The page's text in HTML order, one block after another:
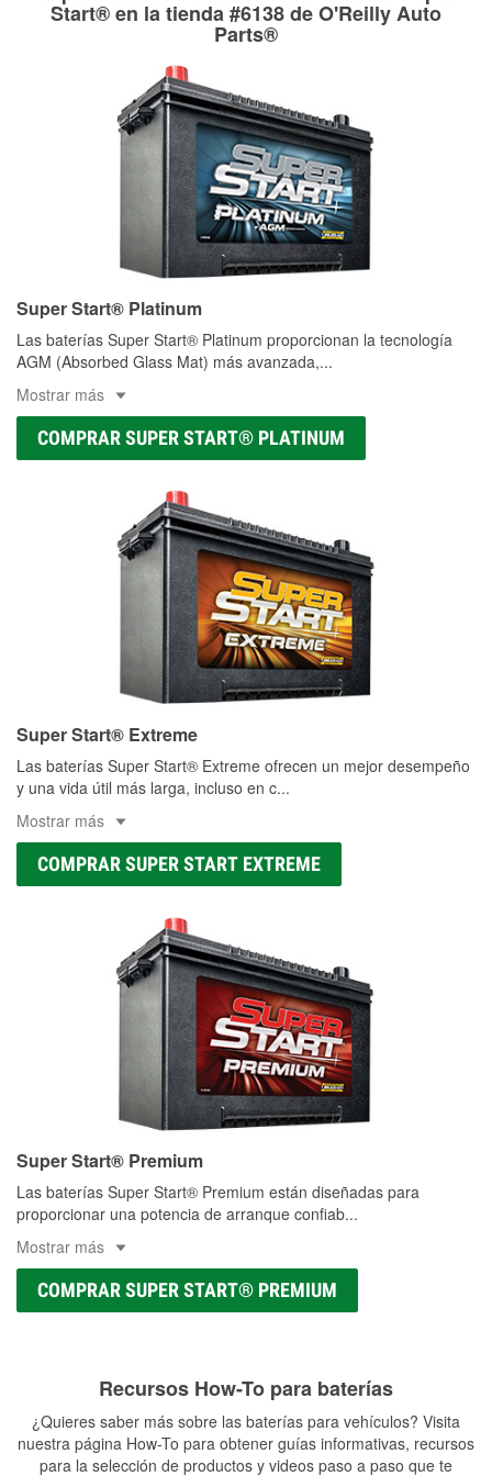
Herramientas de O'Reilly
pueden ser reutilizados, podemos ayudarte a encontrar las
partes de reemplazo correctas para tu reparación.
Rectificación de tambores y discos de freno
Start® en la tienda #6138 de O'Reilly Auto
Parts®
Super Start® Platinum
Las baterías Super Start® Platinum proporcionan la tecnología
AGM (Absorbed Glass Mat) más avanzada,...
Mostrar más
COMPRAR SUPER START® PLATINUM
Super Start® Extreme
Las baterías Super Start® Extreme ofrecen un mejor desempeño
y una vida útil más larga, incluso en c...
Mostrar más
COMPRAR SUPER START EXTREME
Super Start® Premium
Las baterías Super Start® Premium están diseñadas para
proporcionar una potencia de arranque confiab...
Mostrar más
COMPRAR SUPER START® PREMIUM
Recursos How-To para baterías
¿Quieres saber más sobre las baterías para vehículos? Visita
nuestra página How-To para obtener guías informativas, recursos
para la selección de productos y videos paso a paso que te